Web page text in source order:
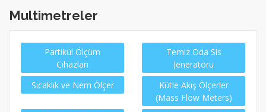
Multimetreler
Partikül Ölçüm
Cihazları
Temiz Oda Sis
Jeneratörü
Sıcaklık ve Nem Ölçer
Kütle Akış Ölçerler
(Mass Flow Meters)